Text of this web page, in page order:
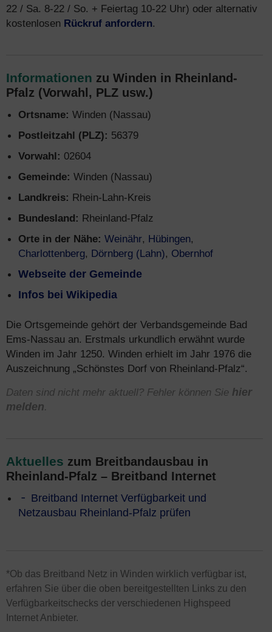
22 / Sa. 8-22 / So. + Feiertag 10-22 Uhr) oder alternativ
kostenlosen Rückruf anfordern.
Informationen zu Winden in Rheinland-
Pfalz (Vorwahl, PLZ usw.)
Ortsname: Winden (Nassau)
Postleitzahl (PLZ): 56379
Vorwahl: 02604
Gemeinde: Winden (Nassau)
Landkreis: Rhein-Lahn-Kreis
Bundesland: Rheinland-Pfalz
Orte in der Nähe: Weinähr, Hübingen,
Charlottenberg, Dörnberg (Lahn), Obernhof
Webseite der Gemeinde
Infos bei Wikipedia
Die Ortsgemeinde gehört der Verbandsgemeinde Bad
Ems-Nassau an. Erstmals urkundlich erwähnt wurde
Winden im Jahr 1250. Winden erhielt im Jahr 1976 die
Auszeichnung „Schönstes Dorf von Rheinland-Pfalz“.
Daten sind nicht mehr aktuell? Fehler können Sie hier
melden.
Aktuelles zum Breitbandausbau in
Rheinland-Pfalz – Breitband Internet
Breitband Internet Verfügbarkeit und
Netzausbau Rheinland-Pfalz prüfen
*Ob das Breitband Netz in Winden wirklich verfügbar ist,
erfahren Sie über die oben bereitgestellten Links zu den
Verfügbarkeitschecks der verschiedenen Highspeed
Internet Anbieter.